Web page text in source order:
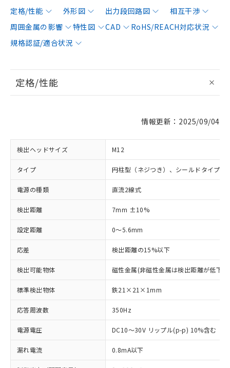
定格/性能 外形図 出力段回路図
相互干渉
周囲金属の影響
特性図 CAD
RoHS/REACH対応状況
規格認証/適合状況
定格/性能
情報更新：2025/09/04
検出ヘッドサイズ M12
タイプ 円柱型（ネジつき）、シールドタイプ
電源の種類 直流2線式
検出距離 7mm ±10%
設定距離 0～5.6mm
応差 検出距離の15%以下
検出可能物体 磁性金属(非磁性金属は検出距離が低下
標準検出物体 鉄21×21×1mm
応答周波数 350Hz
電源電圧 DC10～30V リップル(p-p) 10%含む
漏れ電流 0.8mA以下